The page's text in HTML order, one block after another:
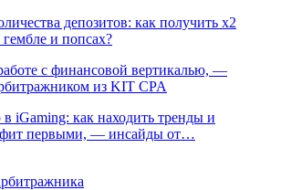
депозитов: как получить х2
и попсах?
с финансовой вертикалью, —
из KIT CPA
iGaming: как находить тренды и
первыми, — инсайды от…